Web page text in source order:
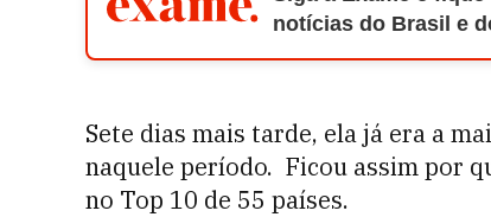
notícias do Brasil e
Sete dias mais tarde, ela já era a
naquele período. Ficou assim por
no Top 10 de 55 países.